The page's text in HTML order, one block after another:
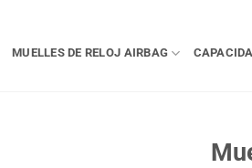
MUELLES DE RELOJ AIRBAG